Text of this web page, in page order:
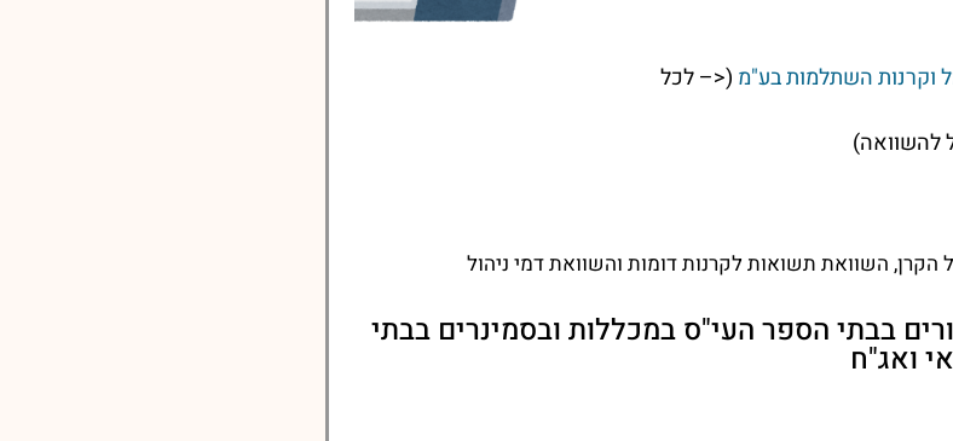
וקרנות השתלמות בע"מ (<– לכל
להשוואה)
השוואת תשואות לקרנות דומות והשוואת דמי ניהול
בבתי הספר העי"ס במכללות ובסמינרים בבתי
ואג"ח